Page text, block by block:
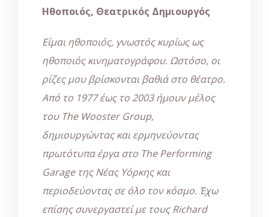
Ηθοποιός, Θεατρικός Δημιουργός
Είμαι ηθοποιός, γνωστός κυρίως ως
ηθοποιός κινηματογράφου. Ωστόσο, οι
ρίζες μου βρίσκονται βαθιά στο θέατρο.
Από το 1977 έως το 2003 ήμουν μέλος
του The Wooster Group,
δημιουργώντας και ερμηνεύοντας
πρωτότυπα έργα στο The Performing
Garage της Νέας Υόρκης και
περιοδεύοντας σε όλο τον κόσμο. Έχω
επίσης συνεργαστεί με τους Richard